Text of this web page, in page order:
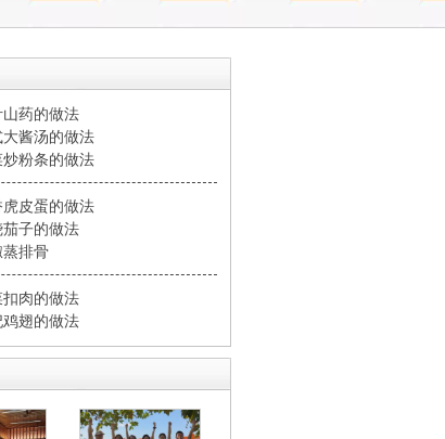
山药的做法
大酱汤的做法
炒粉条的做法
虎皮蛋的做法
茄子的做法
蒸排骨
扣肉的做法
鸡翅的做法